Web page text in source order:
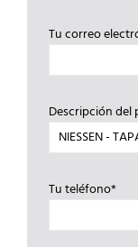
Tu correo
Descripción
Tu teléfono*